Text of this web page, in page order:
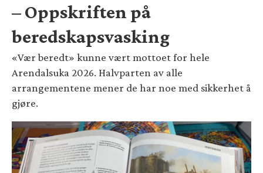
– Oppskriften på
beredskapsvasking
«Vær beredt» kunne vært mottoet for hele
Arendalsuka 2026. Halvparten av alle
arrangementene mener de har noe med sikkerhet å
gjøre.